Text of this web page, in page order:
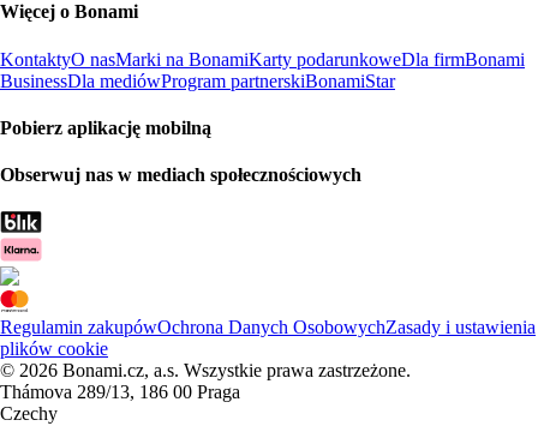
Więcej o Bonami
KontaktyO nasMarki na BonamiKarty podarunkoweDla firmBonami
BusinessDla mediówProgram partnerskiBonamiStar
Pobierz aplikację mobilną
Obserwuj nas w mediach społecznościowych
Regulamin zakupówOchrona Danych OsobowychZasady i ustawienia
plików cookie
© 2026 Bonami.cz, a.s. Wszystkie prawa zastrzeżone.
Thámova 289/13, 186 00 Praga
Czechy